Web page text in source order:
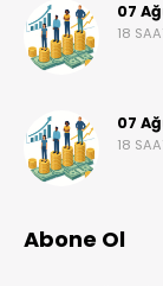
07
18
07
18
Abone Ol